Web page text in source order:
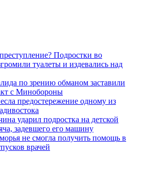
Подростки во
туалеты и издевались над
по зрению обманом заставили
с Минобороны
предостережение одному из
ударил подростка на детской
задевшего его машину
не смогла получить помощь в
врачей